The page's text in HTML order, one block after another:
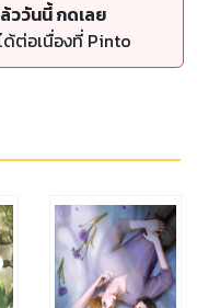
ววันนี้ กดเลย
ต่อเนื่องที่ Pinto